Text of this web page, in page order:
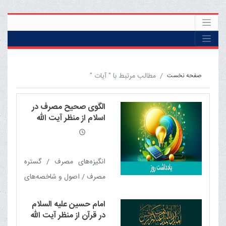
صفحه نخست مطالب مرتبط با " آیات "
الگوی صحیح مصرف در
اسلام از منظر آیت الله
العظمی مکارم شیرازی مدّ
انگیزه‌های مصرف / گستره
مصرف / اصول و شاخصه‌های
ممنوع
امام حسین علیه السلام
در قرآن از منظر آیت الله